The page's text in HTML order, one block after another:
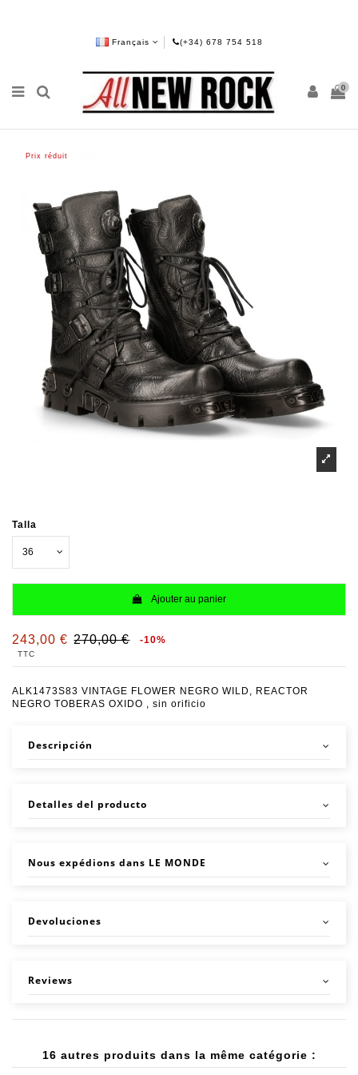
Français (+34) 678 754 518
0
Prix réduit
Talla
Ajouter au panier
243,00 € 270,00 € -10%
TTC
ALK1473S83 VINTAGE FLOWER NEGRO WILD, REACTOR
NEGRO TOBERAS OXIDO , sin orificio
Descripción
Detalles del producto
Nous expédions dans LE MONDE
Devoluciones
Reviews
16 autres produits dans la même catégorie :